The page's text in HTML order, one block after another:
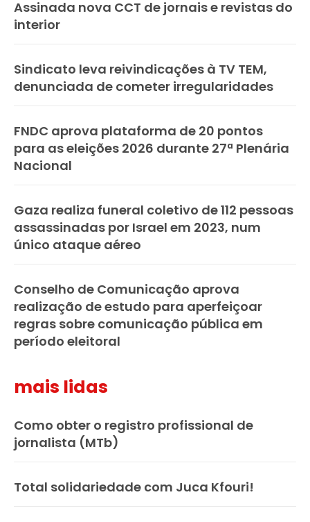
Assinada nova CCT de jornais e revistas do
interior
Sindicato leva reivindicações à TV TEM,
denunciada de cometer irregularidades
FNDC aprova plataforma de 20 pontos
para as eleições 2026 durante 27ª Plenária
Nacional
Gaza realiza funeral coletivo de 112 pessoas
assassinadas por Israel em 2023, num
único ataque aéreo
Conselho de Comunicação aprova
realização de estudo para aperfeiçoar
regras sobre comunicação pública em
período eleitoral
mais lidas
Como obter o registro profissional de
jornalista (MTb)
Total solidariedade com Juca Kfouri!